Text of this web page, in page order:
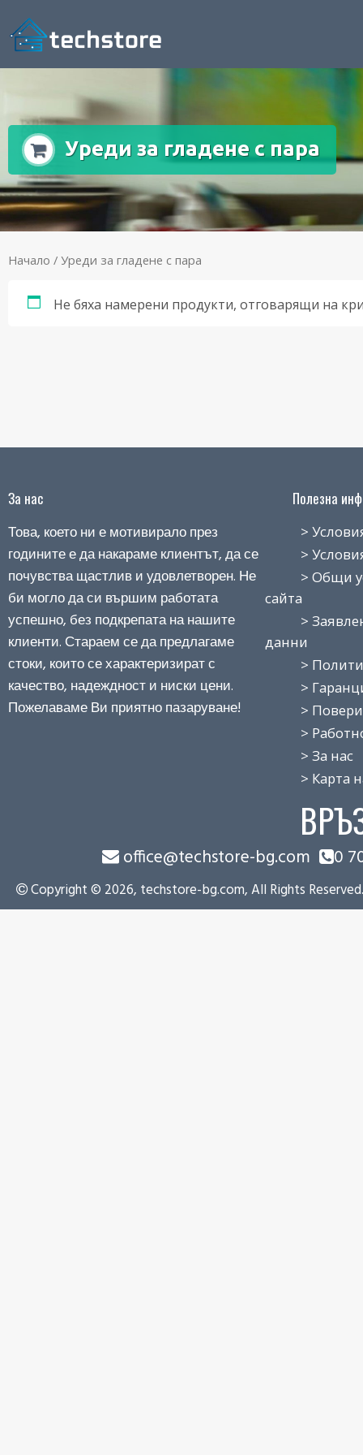
Уреди за гладене с пара
Начало / Уреди за гладене с пара
Не бяха намерени продукти, отговарящи на
За нас
Това, което ни е мотивирало през
годините е да накараме клиентът, да се
почувства щастлив и удовлетворен. Не
би могло да си вършим работата
успешно, без подкрепата на нашите
клиенти. Стараем се да предлагаме
стоки, които се характеризират с
качество, надеждност и ниски цени.
Пожелаваме Ви приятно пазаруване!
Полезна
> Условия
> Условия
> Общи
сайта
>
данни
>
>
>
> Работно
> За нас
> Карта на
office@techstore-bg.com 0
Copyright © 2026, techstore-bg.com, All Rights Reserved.